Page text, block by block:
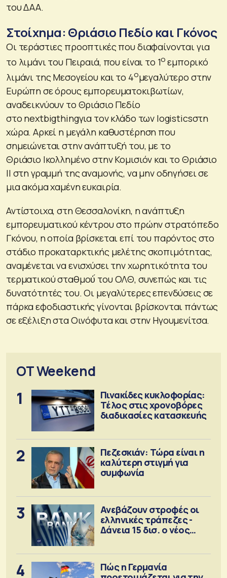
του ΔΑΑ.
Στοίχημα: Θριάσιο Πεδίο και Γκόνος
Οι τεράστιες προοπτικές που διαφαίνονται για
το λιμάνι του Πειραιά, που είναι το 1οεμπορικό
λιμάνι της Μεσογείου και το 4ομεγαλύτερο στην
Ευρώπη σε όρους εμπορευματοκιβωτίων,
αναδεικνύουν το Θριάσιο Πεδίο
στο nextbigthingγια τον κλάδο των logisticsστη
χώρα. Αρκεί η μεγάλη καθυστέρηση που
σημειώνεται στην ανάπτυξή του, με το
Θριάσιο Iκολλημένο στην Κομισιόν και το Θριάσιο
ΙΙ στη γραμμή της αναμονής, να μην οδηγήσει σε
μια ακόμα χαμένη ευκαιρία.
Αντίστοιχα, στη Θεσσαλονίκη, η ανάπτυξη
εμπορευματικού κέντρου στο πρώην στρατόπεδο
Γκόνου, η οποία βρίσκεται επί του παρόντος στο
στάδιο προκαταρκτικής μελέτης σκοπιμότητας,
αναμένεται να ενισχύσει την χωρητικότητα του
τερματικού σταθμού́ του ΟΛΘ, συνεπώς και τις
δυνατότητές του. Οι μεγαλύτερες επενδύσεις σε
πάρκα εφοδιαστικής γίνονται βρίσκονται πάντως
σε εξέλιξη στα Οινόφυτα και στην Ηγουμενίτσα.
OT Weekend
1
Πινακίδες κυκλοφορίας:
Τέλος στις χρονοβόρες
διαδικασίες κατασκευής
2
Πεζεσκιάν: Τώρα είναι η
καλύτερη στιγμή για
συμφωνία
3
Ανεβάζουν στροφές οι
ελληνικές τράπεζες -
Δάνεια 15 δισ. ο νέος
4
Πώς η Γερμανία